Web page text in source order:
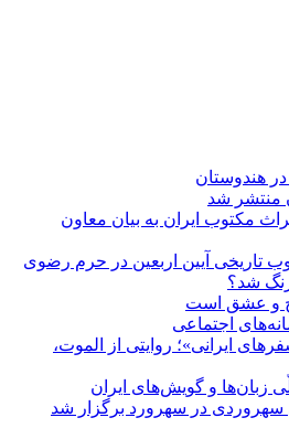
مکتوب ایران به بیان معاون
تاریخی آیین اربعین در حرم رضوی
شد؟
صلح و عشق است
اجتماعی
ایرانی»؛ روایتی از الموت،
زبان‌ها و گویش‌های ایران
در سهرورد برگزار شد